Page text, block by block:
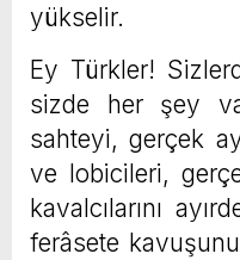
yükselir.
Ey Türkler!
sizde her şey
sahteyi, gerçek
ve lobicileri,
kavalcılarını
ferâsete